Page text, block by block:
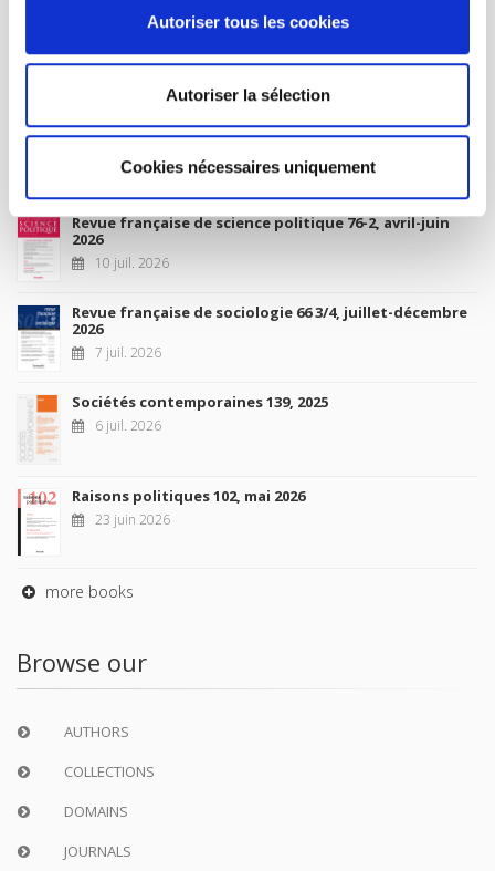
Autoriser tous les cookies
Autoriser la sélection
Cookies nécessaires uniquement
4 sept. 2026
New Releases
Revue française de science politique 76-2, avril-juin
2026
10 juil. 2026
Revue française de sociologie 66 3/4, juillet-décembre
2026
7 juil. 2026
Sociétés contemporaines 139, 2025
6 juil. 2026
Raisons politiques 102, mai 2026
23 juin 2026
more books
Browse our
AUTHORS
COLLECTIONS
DOMAINS
JOURNALS